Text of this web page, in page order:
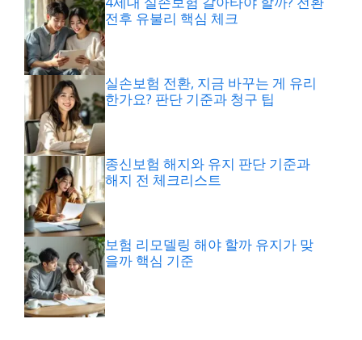
전후 유불리 핵심 체크
실손보험 전환, 지금 바꾸는 게 유리
한가요? 판단 기준과 청구 팁
종신보험 해지와 유지 판단 기준과
해지 전 체크리스트
보험 리모델링 해야 할까 유지가 맞
을까 핵심 기준